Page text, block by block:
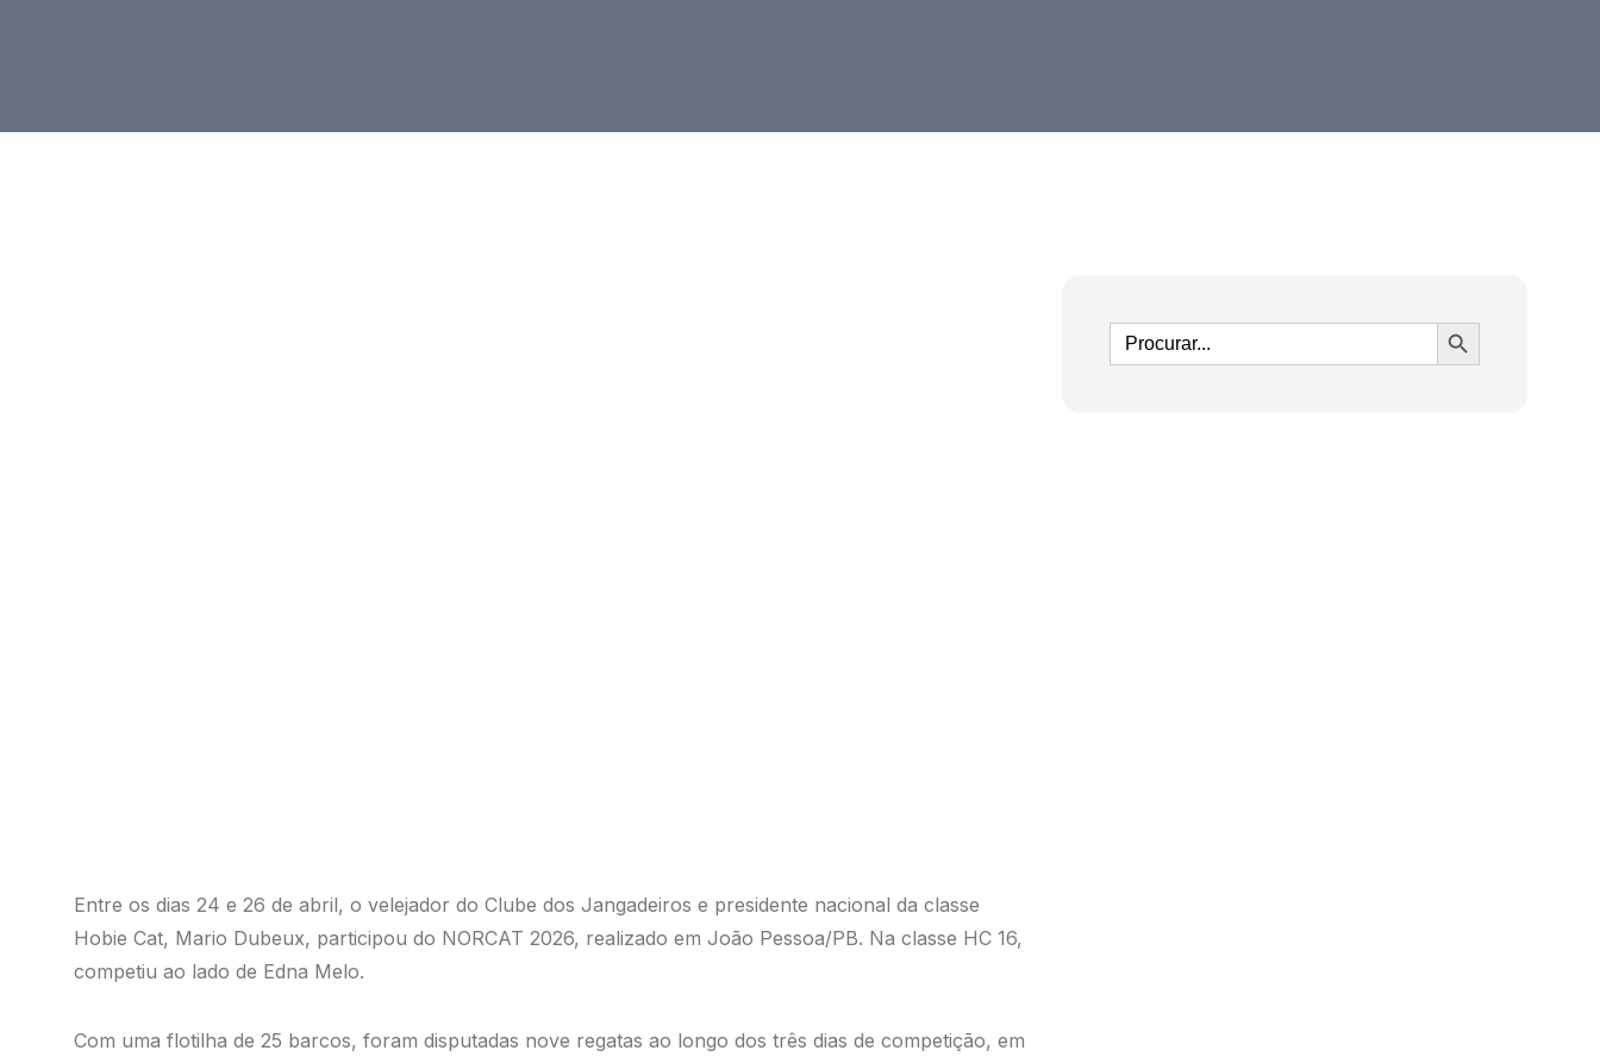
Entre os dias 24 e 26 de abril, o velejador do Clube dos Jangadeiros e presidente nacional da classe
Hobie Cat, Mario Dubeux, participou do NORCAT 2026, realizado em João Pessoa/PB. Na classe HC 16,
competiu ao lado de Edna Melo.
Com uma flotilha de 25 barcos, foram disputadas nove regatas ao longo dos três dias de competição, em
Ir